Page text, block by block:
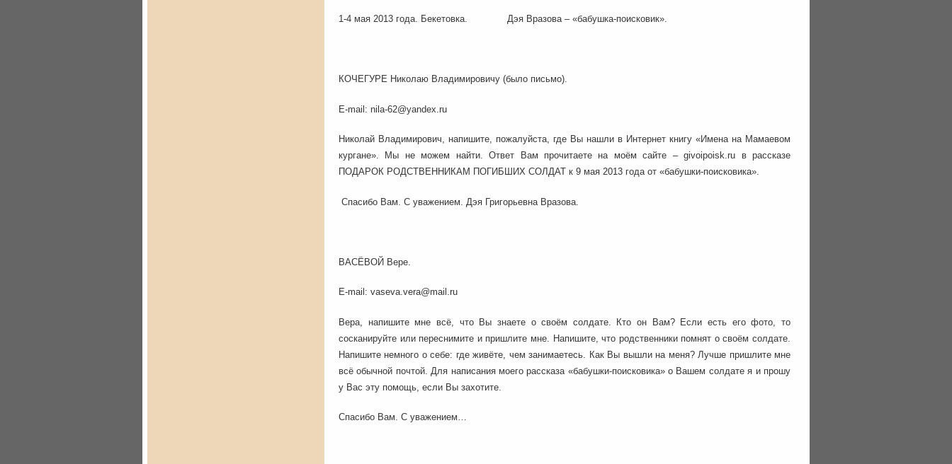
1-4 мая 2013 года. Бекетовка. Дэя Вразова – «бабушка-поисковик».
КОЧЕГУРЕ Николаю Владимировичу (было письмо).
E-mail: nila-62@yandex.ru
Николай Владимирович, напишите, пожалуйста, где Вы нашли в Интернет книгу «Имена на Мамаевом
кургане». Мы не можем найти. Ответ Вам прочитаете на моём сайте – givoipoisk.ru в рассказе
ПОДАРОК РОДСТВЕННИКАМ ПОГИБШИХ СОЛДАТ к 9 мая 2013 года от «бабушки-поисковика».
Спасибо Вам. С уважением. Дэя Григорьевна Вразова.
ВАСЁВОЙ Вере.
E-mail: vaseva.vera@mail.ru
Вера, напишите мне всё, что Вы знаете о своём солдате. Кто он Вам? Если есть его фото, то
сосканируйте или переснимите и пришлите мне. Напишите, что родственники помнят о своём солдате.
Напишите немного о себе: где живёте, чем занимаетесь. Как Вы вышли на меня? Лучше пришлите мне
всё обычной почтой. Для написания моего рассказа «бабушки-поисковика» о Вашем солдате я и прошу
у Вас эту помощь, если Вы захотите.
Спасибо Вам. С уважением…